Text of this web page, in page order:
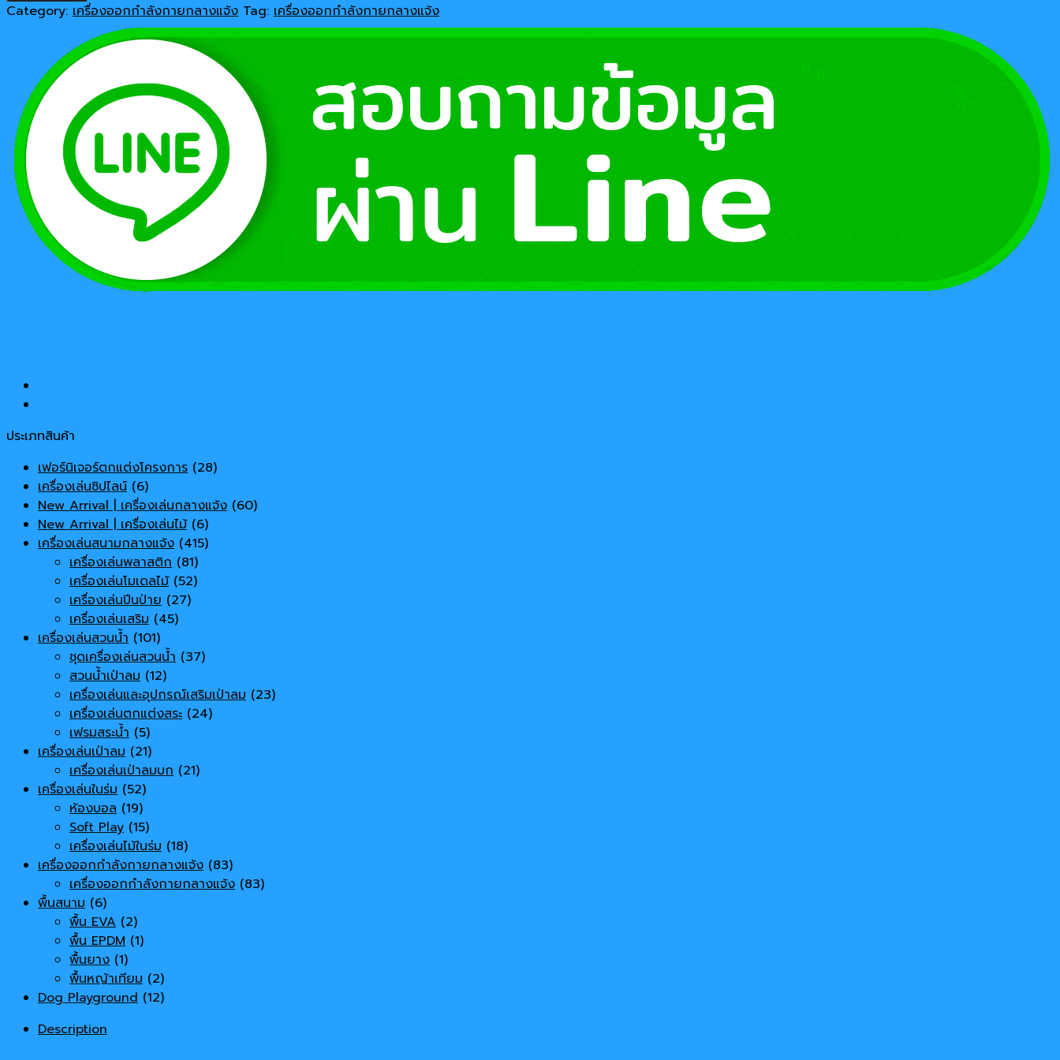
กำลัง
กาย
17144d
quantity
Category: เครื่องออกกำลังกายกลางแจ้ง Tag: เครื่องออกกำลังกายกลางแจ้ง
ประเภทสินค้า
เฟอร์นิเจอร์ตกแต่งโครงการ (28)
เครื่องเล่นซิปไลน์ (6)
New Arrival | เครื่องเล่นกลางแจ้ง (60)
New Arrival | เครื่องเล่นไม้ (6)
เครื่องเล่นสนามกลางแจ้ง (415)
เครื่องเล่นพลาสติก (81)
เครื่องเล่นโมเดลไม้ (52)
เครื่องเล่นปีนป่าย (27)
เครื่องเล่นเสริม (45)
เครื่องเล่นสวนน้ำ (101)
ชุดเครื่องเล่นสวนน้ำ (37)
สวนน้ำเป่าลม (12)
เครื่องเล่นและอุปกรณ์เสริมเป่าลม (23)
เครื่องเล่นตกแต่งสระ (24)
เฟรมสระน้ำ (5)
เครื่องเล่นเป่าลม (21)
เครื่องเล่นเป่าลมบก (21)
เครื่องเล่นในร่ม (52)
ห้องบอล (19)
Soft Play (15)
เครื่องเล่นไม้ในร่ม (18)
เครื่องออกกำลังกายกลางแจ้ง (83)
เครื่องออกกำลังกายกลางแจ้ง (83)
พื้นสนาม (6)
พื้น EVA (2)
พื้น EPDM (1)
พื้นยาง (1)
พื้นหญ้าเทียม (2)
Dog Playground (12)
Description